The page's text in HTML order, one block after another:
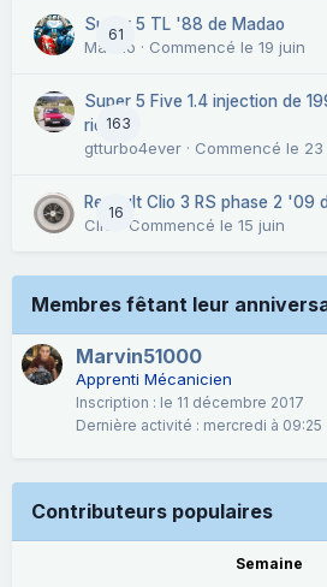
61
Super 5 TL '88 de Madao
Madao · Commencé le 19 juin
163
Super 5 Five 1.4 injection de
riche.
gtturbo4ever · Commencé le
16
Renault Clio 3 RS phase 2 '09
CliC
· Commencé le 15 juin
Membres fêtant leur
Marvin51000
Apprenti Mécanicien
Inscription : le 11 décembre 2017
Dernière activité : mercredi à 09:25
Contributeurs populaires
Semaine